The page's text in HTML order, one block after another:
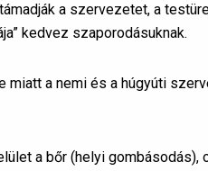
a szervezetet, a
kedvez szaporodásuknak.
miatt a nemi és a húgyúti
a bőr (helyi gombásodás),